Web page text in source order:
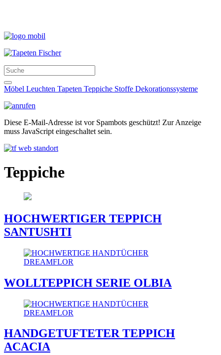
Möbel Leuchten Tapeten Teppiche Stoffe Dekorationssysteme
Diese E-Mail-Adresse ist vor Spambots geschützt! Zur Anzeige
muss JavaScript eingeschaltet sein.
Teppiche
HOCHWERTIGER TEPPICH
SANTUSHTI
WOLLTEPPICH SERIE OLBIA
HANDGETUFTETER TEPPICH
ACACIA